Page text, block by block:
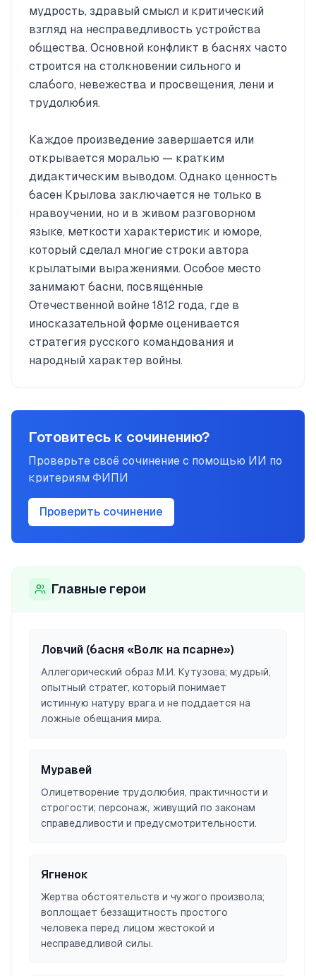
мудрость, здравый смысл и критический
взгляд на несправедливость устройства
общества. Основной конфликт в баснях часто
строится на столкновении сильного и
слабого, невежества и просвещения, лени и
трудолюбия.
Каждое произведение завершается или
открывается моралью — кратким
дидактическим выводом. Однако ценность
басен Крылова заключается не только в
нравоучении, но и в живом разговорном
языке, меткости характеристик и юморе,
который сделал многие строки автора
крылатыми выражениями. Особое место
занимают басни, посвященные
Отечественной войне 1812 года, где в
иносказательной форме оценивается
стратегия русского командования и
народный характер войны.
Готовитесь к сочинению?
Проверьте своё сочинение с помощью ИИ по
критериям ФИПИ
Проверить сочинение
Главные герои
Ловчий (басня «Волк на псарне»)
Аллегорический образ М.И. Кутузова; мудрый,
опытный стратег, который понимает
истинную натуру врага и не поддается на
ложные обещания мира.
Муравей
Олицетворение трудолюбия, практичности и
строгости; персонаж, живущий по законам
справедливости и предусмотрительности.
Ягненок
Жертва обстоятельств и чужого произвола;
воплощает беззащитность простого
человека перед лицом жестокой и
несправедливой силы.